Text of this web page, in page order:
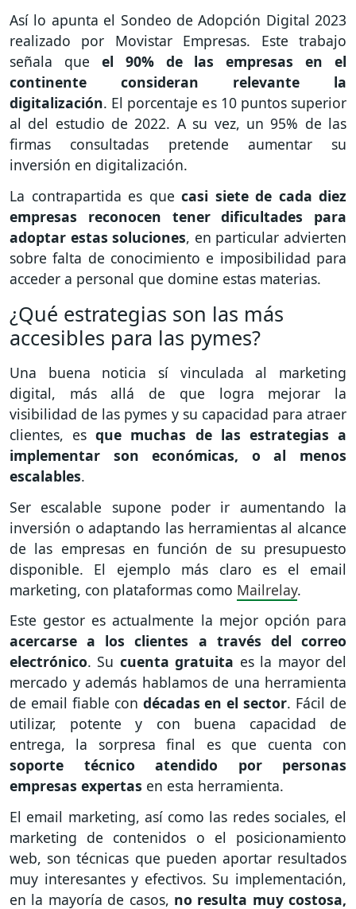
Así lo apunta el Sondeo de Adopción Digital 2023
realizado por Movistar Empresas. Este trabajo
señala que el 90% de las empresas en el
continente consideran relevante la
digitalización. El porcentaje es 10 puntos superior
al del estudio de 2022. A su vez, un 95% de las
firmas consultadas pretende aumentar su
inversión en digitalización.
La contrapartida es que casi siete de cada diez
empresas reconocen tener dificultades para
adoptar estas soluciones, en particular advierten
sobre falta de conocimiento e imposibilidad para
acceder a personal que domine estas materias.
¿Qué estrategias son las más
accesibles para las pymes?
Una buena noticia sí vinculada al marketing
digital, más allá de que logra mejorar la
visibilidad de las pymes y su capacidad para atraer
clientes, esque muchas de las estrategias a
implementar son económicas, o al menos
escalables.
Ser escalable supone poder ir aumentando la
inversión o adaptando las herramientas al alcance
de las empresas en función de su presupuesto
disponible. El ejemplo más claro es el email
marketing, con plataformas como Mailrelay.
Este gestor es actualmente la mejor opción para
acercarse a los clientes a través del correo
electrónico. Su cuenta gratuita es la mayor del
mercado y además hablamos de una herramienta
de email fiable con décadas en el sector. Fácil de
utilizar, potente y con buena capacidad de
entrega, la sorpresa final es que cuenta con
soporte técnico atendido por personas
empresas expertas en esta herramienta.
El email marketing, así como las redes sociales, el
marketing de contenidos o el posicionamiento
web, son técnicas que pueden aportar resultados
muy interesantes y efectivos. Su implementación,
en la mayoría de casos, no resulta muy costosa,